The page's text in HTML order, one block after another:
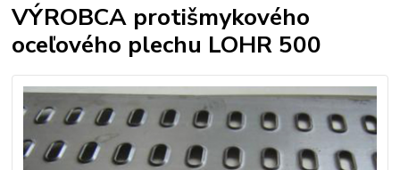
VÝROBCA protišmykového
oceľového plechu LOHR 500